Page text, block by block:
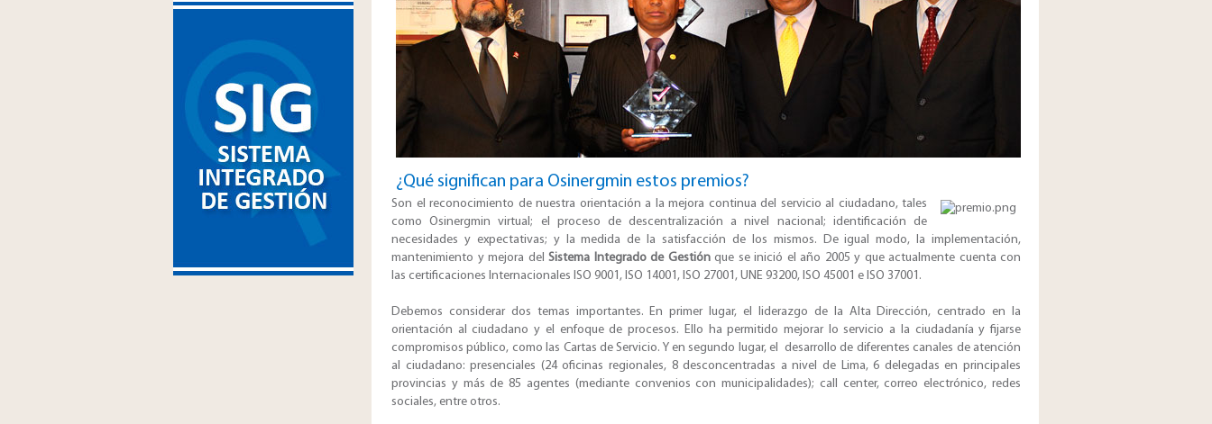
¿Qué significan para Osinergmin estos premios?
So​n el reconocimiento de nuestra orientación a la mejora continua del servicio al ciudadano, tales
como Osinergmin virtual; el proceso de descentralización a nivel nacional; identificación de
necesidades y expectativas; y la medida de la satisfacción de los mismos. De igual modo, la implementación,
mantenimiento y mejora del Sistema Integrado de Gestiónque se inició el año 2005 y que actualmente cuenta con
las certificaciones Internacionales ISO 9001, ISO 14001, ISO 27001, UNE 93200, ISO 45001 e ISO 37001.
Debemos considerar dos temas importantes. En primer lugar, el liderazgo de la Alta Dirección, centrado en la
orientación al ciudadano y el enfoque de procesos. Ello ha permitido mejorar lo servicio a la ciudadanía y fijarse
compromisos público, como las Cartas de Servicio. Y en segundo lugar, el desarrollo de diferentes canales de atención
al ciudadano: presenciales (24 oficinas regionales, 8 desconcentradas a nivel de Lima, 6 delegadas en principales
provincias y más de 85 agentes (mediante convenios con municipalidades); call center, correo electrónico, redes
sociales, entre otros.